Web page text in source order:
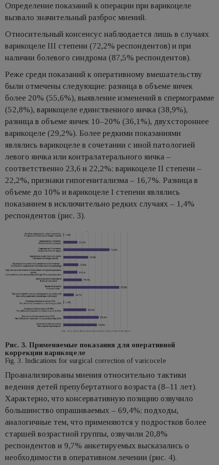
Определение показаний к операции при варикоцеле
вызвало значительный разброс мнений.
Относительный консенсус наблюдается лишь в случаях
варикоцеле III степени (72,2% респондентов) и при
наличии болевого синдрома (87,5% респондентов).
Реже cреди показаний к оперативному вмешательству
были отмечены следующие: разница в объеме яичек
более 20% (55,6%), выявление изменений в спермограмме
(52,8%), варикоцеле единственного яичка (38,9%),
разница в объеме яичек 10–20% (36,1%), двухстороннее
варикоцеле (29,2%). Более редкими показаниями
являлись варикоцеле в сочетании с иной патологией
левого яичка или контралатерального яичка –
соответственно 23,6 и 22,2%; варикоцеле II степени –
22,2%, признаки гипогенитализма – 16,7%. Разница в
объеме до 10% и варикоцеле I степени являлись
показанием в исключительно редких случаях – 1,4%
респондентов (рис. 3).
Рис. 3. Применяемые показания для оперативной
коррекции варикоцеле
Fig. 3. Indications for surgical correction of varicocele
Проанализированы мнения относительно тактики
ведения детей препубертатного возраста (8–11 лет).
Характерно, что консервативную позицию озвучило
большинство опрашиваемых – 69,4%; подходы,
аналогичные тем, что применяются у подростков более
старшей возрастной группы, озвучили 20,8%
респондентов и 9,7% анкетируемых высказались о
необходимости в оперативном лечении (рис. 4).